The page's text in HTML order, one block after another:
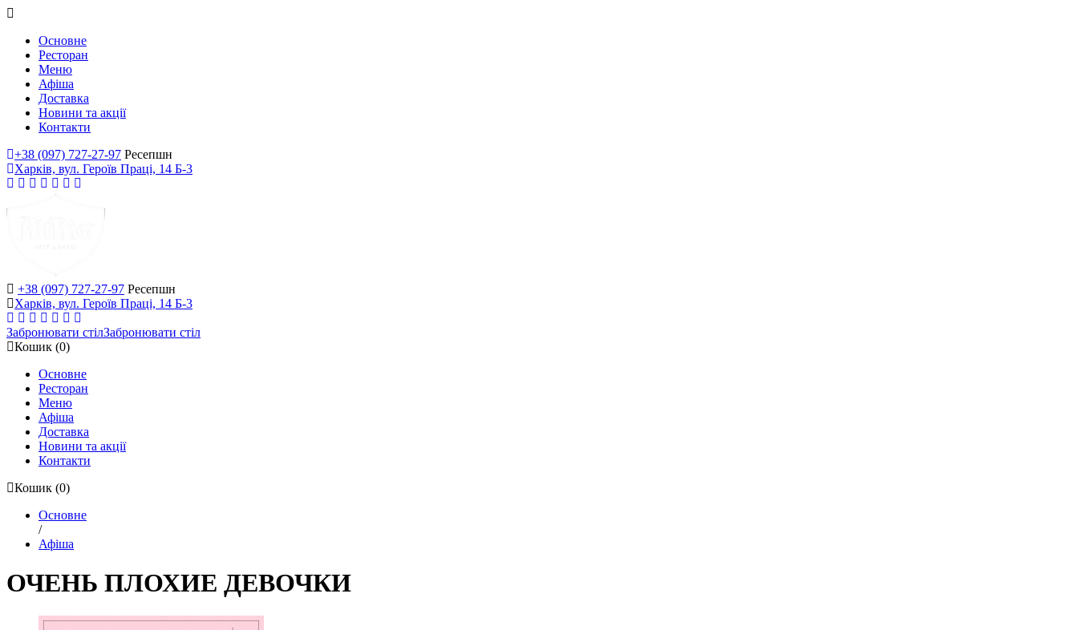
Основне
Ресторан
Меню
Афіша
Доставка
Новини та акції
Контакти
+38 (097) 727-27-97 Ресепшн
Харків, вул. Героїв Праці, 14 Б-3
+38 (097) 727-27-97 Ресепшн
Харків, вул. Героїв Праці, 14 Б-3
Забронювати стілЗабронювати стіл
Кошик (0)
Основне
Ресторан
Меню
Афіша
Доставка
Новини та акції
Контакти
Кошик (0)
Основне
/
Афіша
ОЧЕНЬ ПЛОХИЕ ДЕВОЧКИ